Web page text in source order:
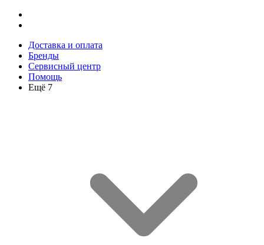
Доставка и оплата
Бренды
Сервисный центр
Помощь
Ещё 7